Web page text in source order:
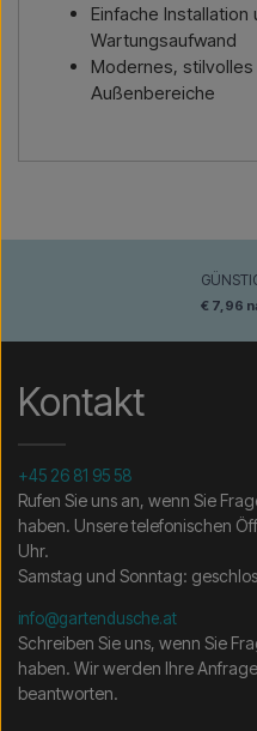
Einfache Installation
Wartungsaufwand
Modernes,
Außenbereiche
€ 7,96
Kontakt
+45 26 81 95 58
Rufen Sie uns an, wenn Sie
haben. Unsere telefonischen
Uhr.
Samstag und Sonntag:
info@gartendusche.at
Schreiben Sie uns, wenn Sie
haben. Wir werden Ihre
beantworten.